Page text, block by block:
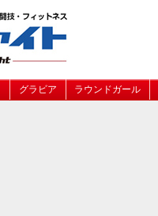
グラビア ラウンドガール